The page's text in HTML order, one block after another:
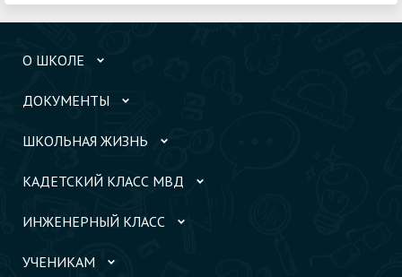
О ШКОЛЕ
ДОКУМЕНТЫ
ШКОЛЬНАЯ ЖИЗНЬ
КАДЕТСКИЙ КЛАСС МВД
ИНЖЕНЕРНЫЙ КЛАСС
УЧЕНИКАМ